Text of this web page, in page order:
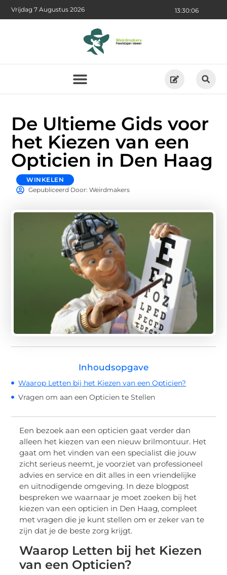
13:30:08
Vrijdag 7 Augustus 2026
De Ultieme Gids voor
het Kiezen van een
Opticien in Den Haag
WINKELEN
Gepubliceerd Door: Weirdmakers
Inhoudsopgave
Waarop Letten bij het Kiezen van een Opticien?
Vragen om aan een Opticien te Stellen
Een bezoek aan een opticien gaat verder dan
alleen het kiezen van een nieuw brilmontuur. Het
gaat om het vinden van een specialist die jouw
zicht serieus neemt, je voorziet van professioneel
advies en service en dit alles in een vriendelijke
en uitnodigende omgeving. In deze blogpost
bespreken we waarnaar je moet zoeken bij het
kiezen van een opticien in Den Haag, compleet
met vragen die je kunt stellen om er zeker van te
zijn dat je de beste zorg krijgt.
Waarop Letten bij het Kiezen
van een Opticien?